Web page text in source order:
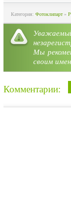
Категория: Фотоклипарт»
Мы
своим
Комментарии: